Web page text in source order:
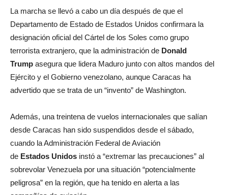
La marcha se llevó a cabo un día después de que el
Departamento de Estado de Estados Unidos confirmara la
designación oficial del Cártel de los Soles como grupo
terrorista extranjero, que la administración de Donald
Trump asegura que lidera Maduro junto con altos mandos del
Ejército y el Gobierno venezolano, aunque Caracas ha
advertido que se trata de un “invento” de Washington.
Además, una treintena de vuelos internacionales que salían
desde Caracas han sido suspendidos desde el sábado,
cuando la Administración Federal de Aviación
de Estados Unidos instó a “extremar las precauciones” al
sobrevolar Venezuela por una situación “potencialmente
peligrosa” en la región, que ha tenido en alerta a las